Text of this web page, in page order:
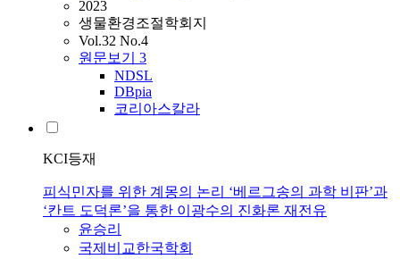
2023
생물환경조절학회지
Vol.32 No.4
원문보기 3
NDSL
DBpia
코리아스칼라
KCI등재
피식민자를 위한 계몽의 논리 ‘베르그송의 과학 비판’과
‘칸트 도덕론’을 통한 이광수의 진화론 재전유
윤승리
국제비교한국학회